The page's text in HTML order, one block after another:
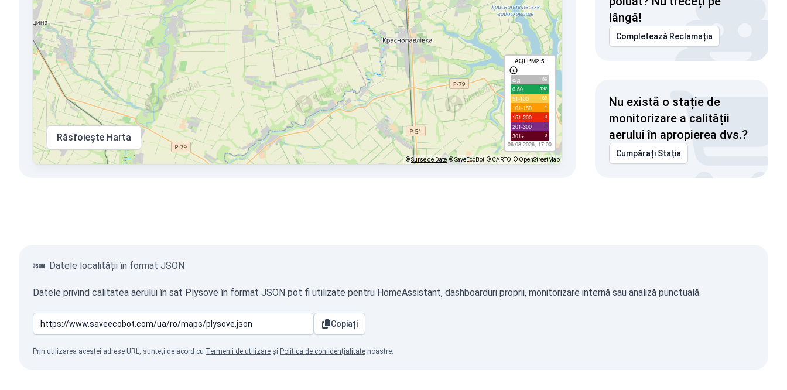
AQI PM2.5
с/д 86
0-50 192
51-100 69
101-150 1
151-200 0
201-300 1
301+ 0
06.08.2026, 17:00
Răsfoiește Harta
©Surse de Date © SaveEcoBot © CARTO © OpenStreetMap
lângă!
Completează Reclamația
Nu există o stație de
monitorizare a calității
aerului în apropierea dvs.?
Cumpărați Stația
Datele localității în format JSON
Datele privind calitatea aerului în sat Plysove în format JSON pot fi utilizate pentru HomeAssistant, dashboarduri proprii, monitorizare internă sau analiză punctuală.
Copiați
Prin utilizarea acestei adrese URL, sunteți de acord cu Termenii de utilizare și Politica de confidențialitate noastre.